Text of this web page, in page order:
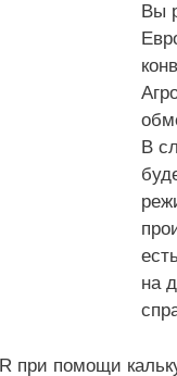
Вы
В
на
при помощи